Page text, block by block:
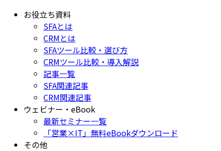
お役立ち資料
SFAとは
CRMとは
SFAツール比較・選び方
CRMツール比較・導入解説
記事一覧
SFA関連記事
CRM関連記事
ウェビナー・eBook
最新セミナー一覧
「営業×IT」無料eBookダウンロード
その他